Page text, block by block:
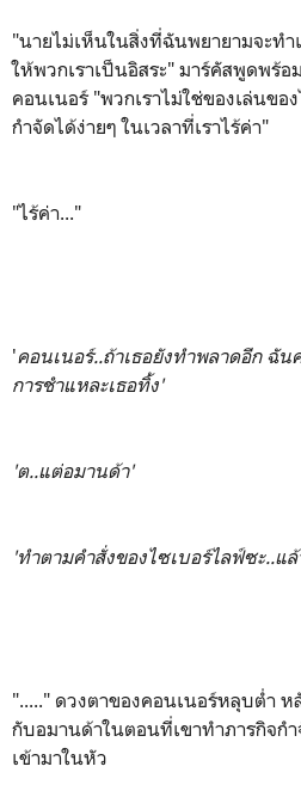
"นายไม่เห็นในสิ่งที่ฉันพยายามจะทำ
ให้พวกเราเป็นอิสระ" มาร์คัสพูดพร้อ
คอนเนอร์ "พวกเราไม่ใช่ของเล่นขอ
กำจัดได้ง่ายๆ ในเวลาที่เราไร้ค่า"
"ไร้ค่า..."
'คอนเนอร์..ถ้าเธอยังทำพลาดอีก ฉัน
การชำแหละเธอทิ้ง'
'ต..แต่อมานด้า'
'ทำตามคำสั่งของไซเบอร์ไลฟ์ซะ..แ
"....." ดวงตาของคอนเนอร์หลุบต่ำ
กับอมานด้าในตอนที่เขาทำภารกิจก
เข้ามาในหัว